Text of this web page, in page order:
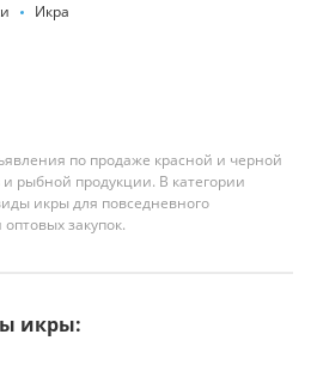
Икра
по продаже красной и черной
рыбной продукции. В категории
икры для повседневного
закупок.
икры: